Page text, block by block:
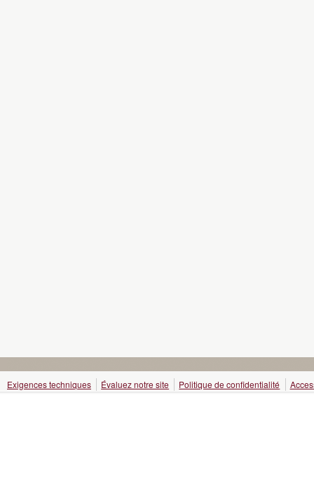
Exigences techniques Évaluez notre site Politique de confidentialité